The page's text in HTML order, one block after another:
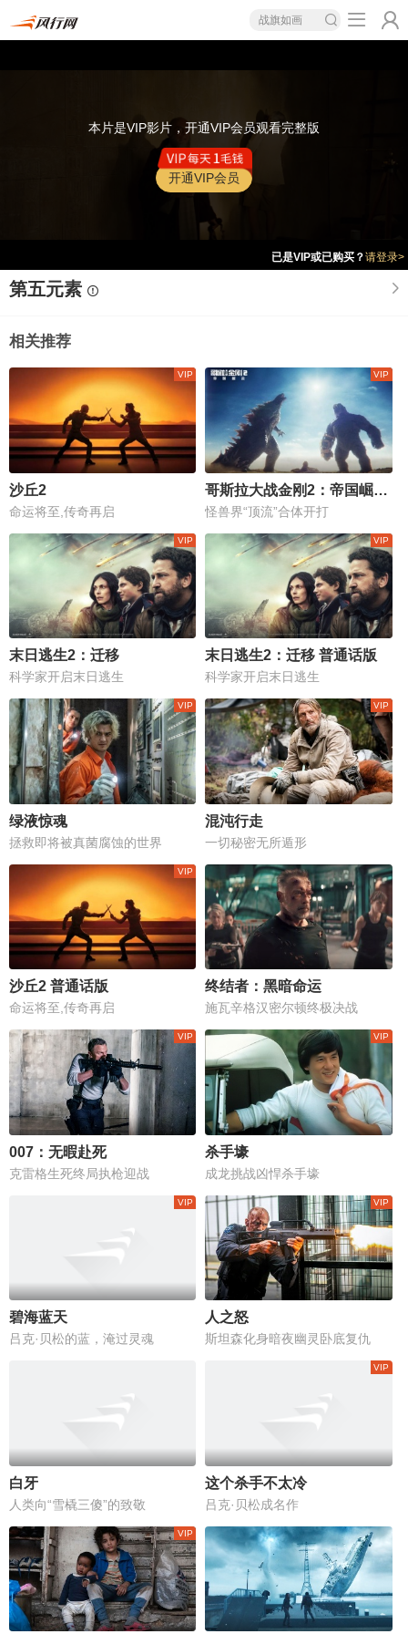
战旗如画
本片是VIP影片，开通VIP会员观看完整版
开通VIP会员
已是VIP或已购买？请登录>
第五元素
相关推荐
沙丘2
命运将至,传奇再启
哥斯拉大战金刚2：帝国崛起 普通话版
怪兽界“顶流”合体开打
末日逃生2：迁移
科学家开启末日逃生
末日逃生2：迁移 普通话版
科学家开启末日逃生
绿液惊魂
拯救即将被真菌腐蚀的世界
混沌行走
一切秘密无所遁形
沙丘2 普通话版
命运将至,传奇再启
终结者：黑暗命运
施瓦辛格汉密尔顿终极决战
007：无暇赴死
克雷格生死终局执枪迎战
杀手壕
成龙挑战凶悍杀手壕
碧海蓝天
吕克·贝松的蓝，淹过灵魂
人之怒
斯坦森化身暗夜幽灵卧底复仇
白牙
人类向“雪橇三傻”的致敬
这个杀手不太冷
吕克·贝松成名作